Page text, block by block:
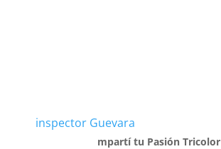
inspector Guevara
mpartí tu Pasión Tricolor